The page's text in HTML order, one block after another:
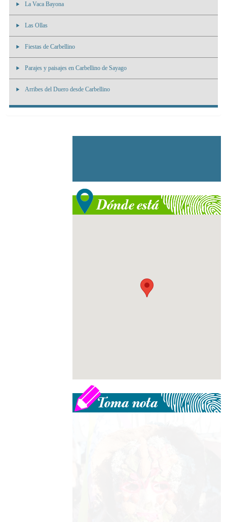
La Vaca Bayona
Las Ollas
Fiestas de Carbellino
Parajes y paisajes en Carbellino de Sayago
Arribes del Duero desde Carbellino